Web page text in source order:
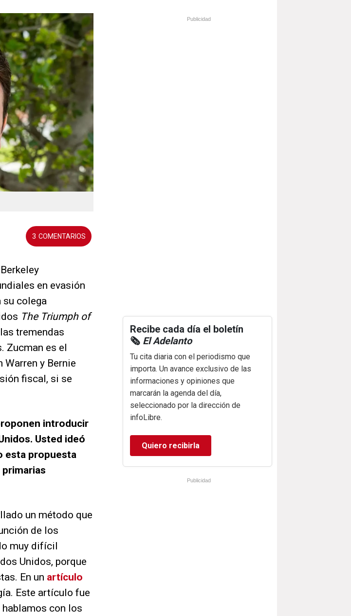
3
en evasión
su colega
The Triumph of
tremendas
Zucman es el
y Bernie
fiscal, si se
introducir
Usted ideó
esta propuesta
un método que
de los
muy difícil
Unidos, porque
En un artículo
Este artículo fue
con los
Publicidad
Recibe cada día el boletín
🗞️ El Adelanto
Tu cita diaria con el periodismo que
importa. Un avance exclusivo de las
informaciones y opiniones que
marcarán la agenda del día,
seleccionado por la dirección de
infoLibre.
Quiero recibirla
Publicidad